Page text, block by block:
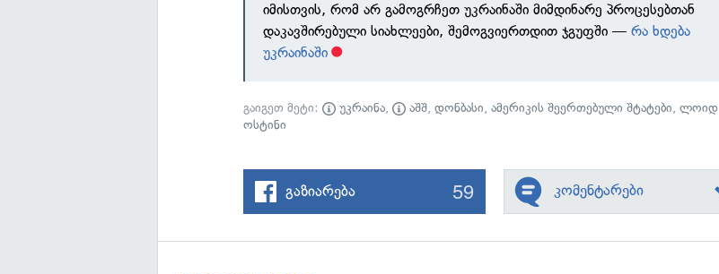
იმისთვის, რომ არ გამოგრჩეთ უკრაინაში მიმდინარე პროცესებთან
დაკავშირებული სიახლეები, შემოგვიერთდით ჯგუფში —რა ხდება
უკრაინაში
გაიგეთ მეტი: უკრაინა, აშშ,დონბასი,ამერიკის შეერთებული შტატები,ლოიდ
ოსტინი
გაზიარება 59 კომენტარები